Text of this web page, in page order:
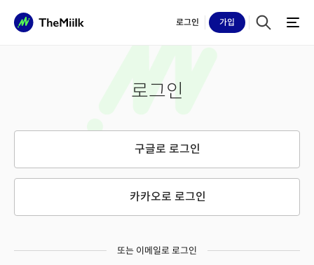
로그인 가입
로그인
구글로 로그인
카카오로 로그인
또는 이메일로 로그인